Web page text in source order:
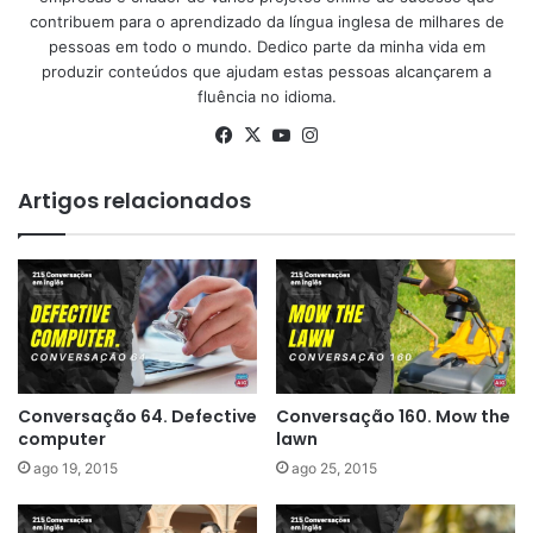
contribuem para o aprendizado da língua inglesa de milhares de
pessoas em todo o mundo. Dedico parte da minha vida em
produzir conteúdos que ajudam estas pessoas alcançarem a
fluência no idioma.
Facebook
X YouTube
Artigos relacionados
Conversação 64. Defective
computer
ago 19, 2015
Conversação 160. Mow the
lawn
ago 25, 2015